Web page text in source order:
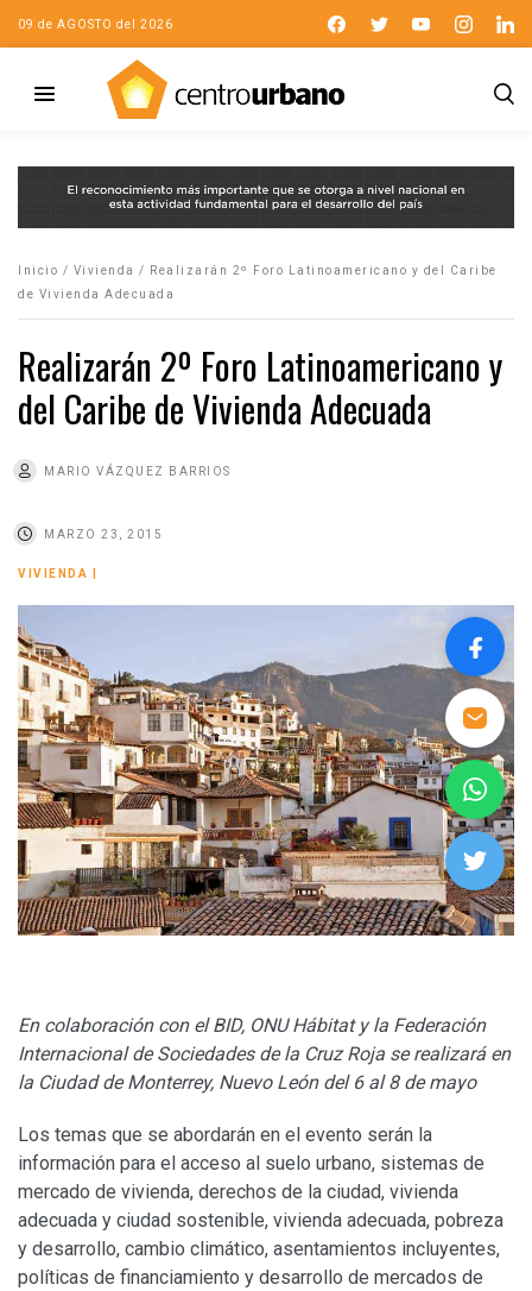
09 de AGOSTO del 2026
Inicio / Vivienda /
Realizarán 2º Foro Latinoamericano y del Caribe
de Vivienda Adecuada
Realizarán 2º Foro Latinoamericano y
del Caribe de Vivienda Adecuada
MARIO VÁZQUEZ BARRIOS
MARZO 23, 2015
VIVIENDA
En colaboración con el BID, ONU Hábitat y la Federación
Internacional de Sociedades de la Cruz Roja se realizará en
la Ciudad de Monterrey, Nuevo León del 6 al 8 de mayo
Los temas que se abordarán en el evento serán la
información para el acceso al suelo urbano, sistemas de
mercado de vivienda, derechos de la ciudad, vivienda
adecuada y ciudad sostenible, vivienda adecuada, pobreza
y desarrollo, cambio climático, asentamientos incluyentes,
políticas de financiamiento y desarrollo de mercados de